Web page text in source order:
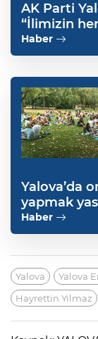
AK Parti
“İlimizin
çalışıyoruz”
Haber
Yalova’da
yapmak
Haber
Yalova
Yalova
Hayrettin Yılmaz